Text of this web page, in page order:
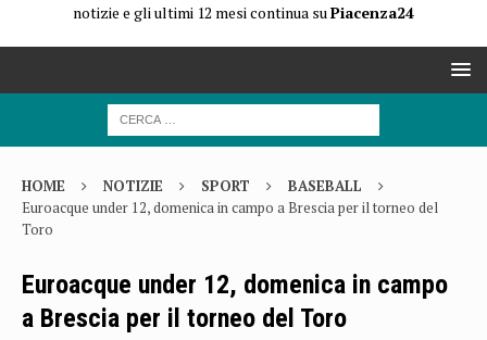
notizie e gli ultimi 12 mesi continua suPiacenza24
HOME NOTIZIE SPORT
BASEBALL
Euroacque under 12, domenica in campo a Brescia per il torneo del
Toro
Euroacque under 12, domenica in campo
a Brescia per il torneo del Toro